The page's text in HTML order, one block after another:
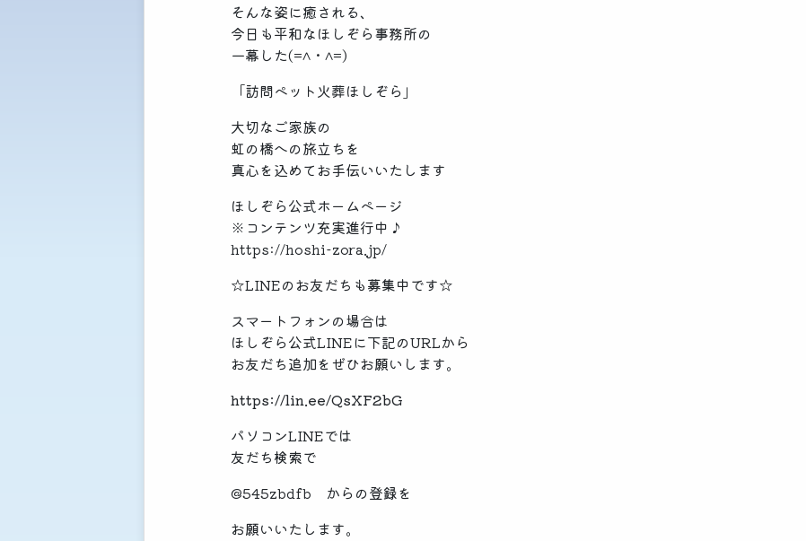
そんな姿に癒される、
今日も平和なほしぞら事務所の
一幕した(=^・^=)
「訪問ペット火葬ほしぞら」
大切なご家族の
虹の橋への旅立ちを
真心を込めてお手伝いいたします
ほしぞら公式ホームページ
※コンテンツ充実進行中♪
https://hoshi-zora.jp/
☆LINEのお友だちも募集中です☆
スマートフォンの場合は
ほしぞら公式LINEに下記のURLから
お友だち追加をぜひお願いします。
https://lin.ee/QsXF2bG
パソコンLINEでは
友だち検索で
@545zbdfb からの登録を
お願いいたします。